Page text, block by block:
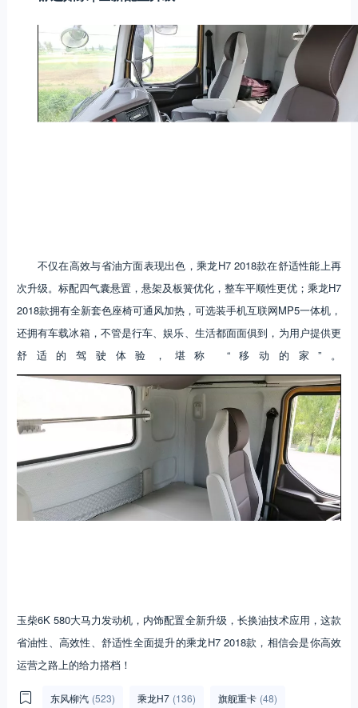
不仅在高效与省油方面表现出色，乘龙H7 2018款在舒适性能上再
次升级。标配四气囊悬置，悬架及板簧优化，整车平顺性更优；乘龙H7
2018款拥有全新套色座椅可通风加热，可选装手机互联网MP5一体机，
还拥有车载冰箱，不管是行车、娱乐、生活都面面俱到，为用户提供更
舒适的驾驶体验，堪称 “移动的家”。
玉柴6K 580大马力发动机，内饰配置全新升级，长换油技术应用，这款
省油性、高效性、舒适性全面提升的乘龙H7 2018款，相信会是你高效
运营之路上的给力搭档！
东风柳汽 (523) 乘龙H7 (136) 旗舰重卡 (48)